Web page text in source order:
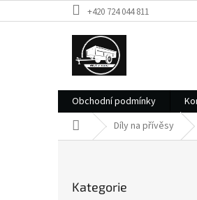
na
+420 724 044 811
Obchodní podmínky
Domů Díly na přívěsy
kategorie
Kategorie